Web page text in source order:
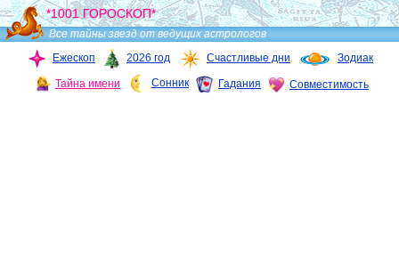
*1001 ГОРОСКОП*
Все тайны звезд от ведущих астрологов
Ежескоп
2026 год Счастливые дни Зодиак
Тайна имени Сонник Гадания Совместимость